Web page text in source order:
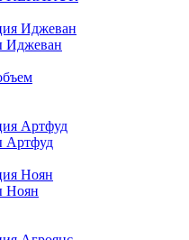
Иджеван
Иджеван
Артфуд
Артфуд
Ноян
Ноян